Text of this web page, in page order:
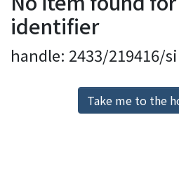
Home
Communities
Browse
Download Ranking
identifier
handle: 2433/219416/
Take me to the